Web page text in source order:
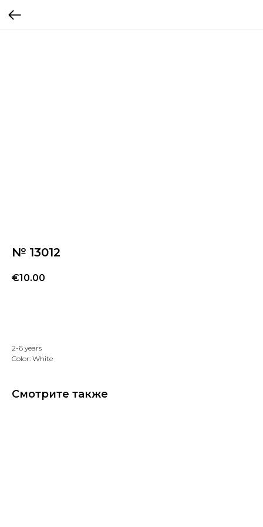
№ 13012
€10.00
2-6 years
Color: White
Смотрите также